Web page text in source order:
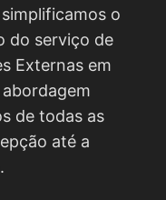
o
do serviço de
Externas em
de todas as
até a